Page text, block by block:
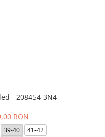
- 208454-3N4
RON
39-40
41-42